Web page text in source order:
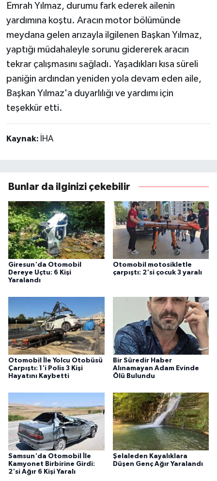
Emrah Yılmaz, durumu fark ederek ailenin
yardımına koştu. Aracın motor bölümünde
meydana gelen arızayla ilgilenen Başkan Yılmaz,
yaptığı müdahaleyle sorunu gidererek aracın
tekrar çalışmasını sağladı. Yaşadıkları kısa süreli
paniğin ardından yeniden yola devam eden aile,
Başkan Yılmaz'a duyarlılığı ve yardımı için
teşekkür etti.
Kaynak: İHA
Bunlar da ilginizi çekebilir
Giresun'da Otomobil
Dereye Uçtu: 6 Kişi
Yaralandı
Otomobil motosikletle
çarpıştı: 2'si çocuk 3 yaralı
Otomobil İle Yolcu Otobüsü
Çarpıştı: 1'i Polis 3 Kişi
Hayatını Kaybetti
Bir Süredir Haber
Alınamayan Adam Evinde
Ölü Bulundu
Samsun'da Otomobil İle
Kamyonet Birbirine Girdi:
2'si Ağır 6 Kişi Yaralı
Şelaleden Kayalıklara
Düşen Genç Ağır Yaralandı